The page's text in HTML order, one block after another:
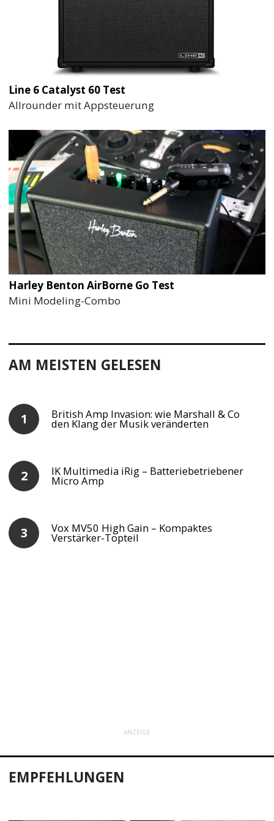
Line 6 Catalyst 60 Test
Allrounder mit Appsteuerung
Harley Benton AirBorne Go Test
Mini Modeling-Combo
AM MEISTEN GELESEN
British Amp Invasion: wie Marshall & Co
den Klang der Musik veränderten
IK Multimedia iRig – Batteriebetriebener
Micro Amp
Vox MV50 High Gain – Kompaktes
Verstärker-Topteil
ANZEIGE
EMPFEHLUNGEN